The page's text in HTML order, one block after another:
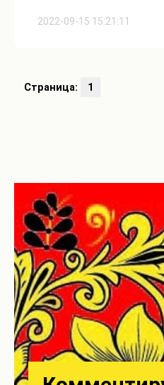
2022-09-15 15:21:11
Страница:
1